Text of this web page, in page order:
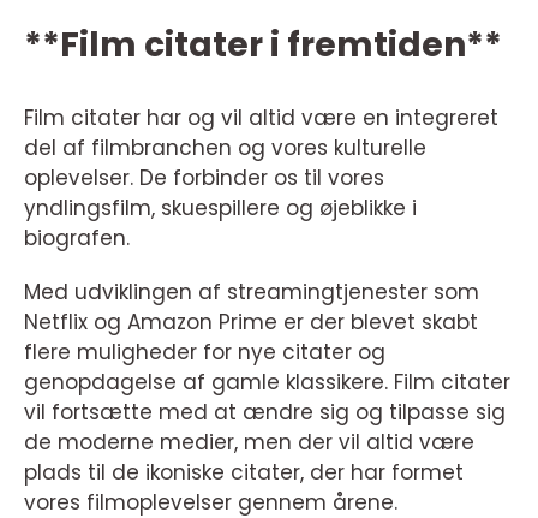
**Film citater i fremtiden**
Film citater har og vil altid være en integreret
del af filmbranchen og vores kulturelle
oplevelser. De forbinder os til vores
yndlingsfilm, skuespillere og øjeblikke i
biografen.
Med udviklingen af streamingtjenester som
Netflix og Amazon Prime er der blevet skabt
flere muligheder for nye citater og
genopdagelse af gamle klassikere. Film citater
vil fortsætte med at ændre sig og tilpasse sig
de moderne medier, men der vil altid være
plads til de ikoniske citater, der har formet
vores filmoplevelser gennem årene.